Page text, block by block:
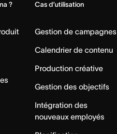
? Cas d’utilisation
Gestion de campagnes
Calendrier de contenu
Production créative
Gestion des objectifs
Intégration des
nouveaux employés